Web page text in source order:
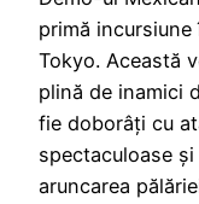
primă
Tokyo. Această
plină de inamici
fie doborâți cu
spectaculoase
aruncarea